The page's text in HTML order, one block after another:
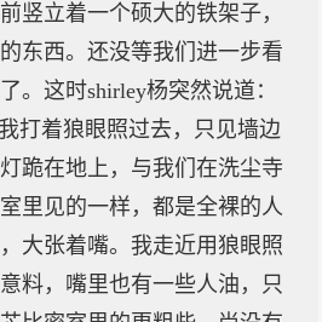
竖立着一个硕大的铁架子，
东西。还没等我们进一步看
。这时shirley杨突然说道：
打着狼眼照过去，只见墙边
跪在地上，与我们在洗尘寺
里见的一样，都是全裸的人
大张着嘴。我走近用狼眼照
料，嘴里也有一些人油，只